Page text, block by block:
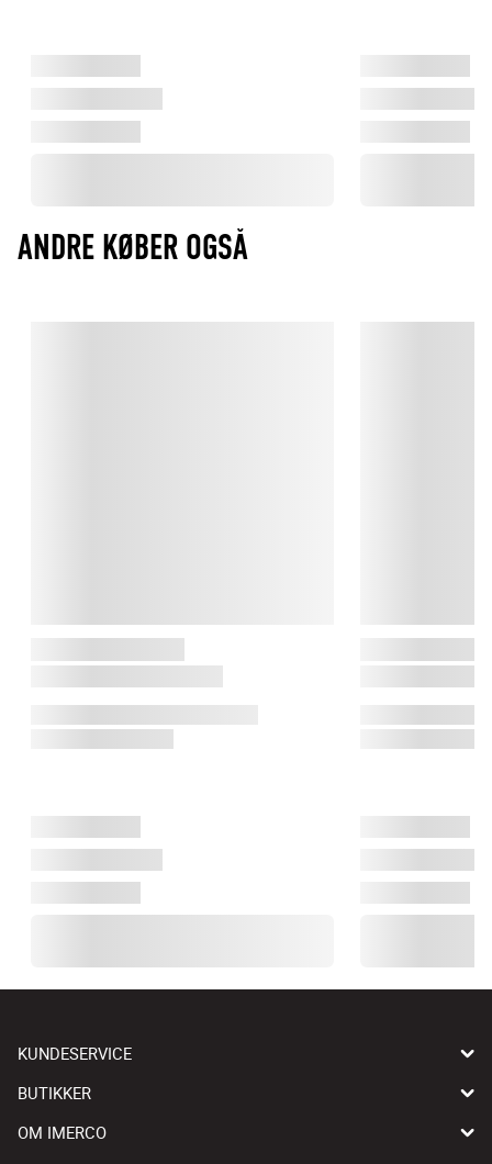
ANDRE KØBER OGSÅ
KUNDESERVICE
BUTIKKER
OM IMERCO